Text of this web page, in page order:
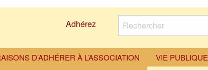
Adhérez
Rechercher
D’ADHÉRER À L’ASSOCIATION
VIE PUBLIQUE